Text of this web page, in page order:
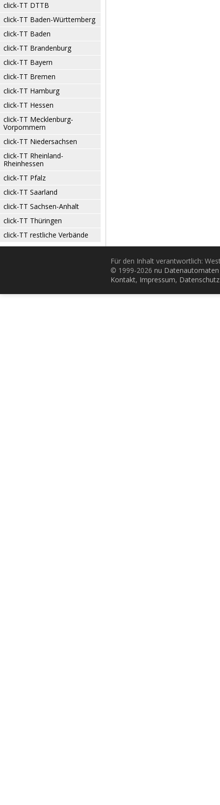
click-TT DTTB
click-TT Baden-Württemberg
click-TT Baden
click-TT Brandenburg
click-TT Bayern
click-TT Bremen
click-TT Hamburg
click-TT Hessen
click-TT Mecklenburg-
Vorpommern
click-TT Niedersachsen
click-TT Rheinland-
Rheinhessen
click-TT Pfalz
click-TT Saarland
click-TT Sachsen-Anhalt
click-TT Thüringen
click-TT restliche Verbände
Für den Inhalt verantwortlich:
© 1999-2026 nu
Kontakt, Impressum, Datenschutz